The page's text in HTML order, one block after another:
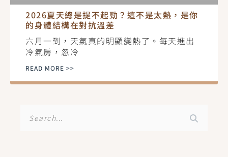
2026夏天總是提不起勁？這不是太熱，是你
的身體結構在對抗溫差
六月一到，天氣真的明顯變熱了。每天進出
冷氣房，忽冷
READ MORE >>